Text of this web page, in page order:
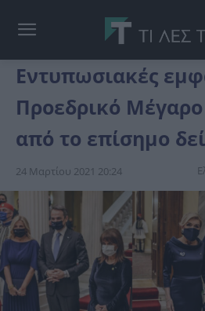
Εντυπωσιακές
Προεδρικό Μέγαρο
από το επίσημο
24 Μαρτίου 2021 20:24